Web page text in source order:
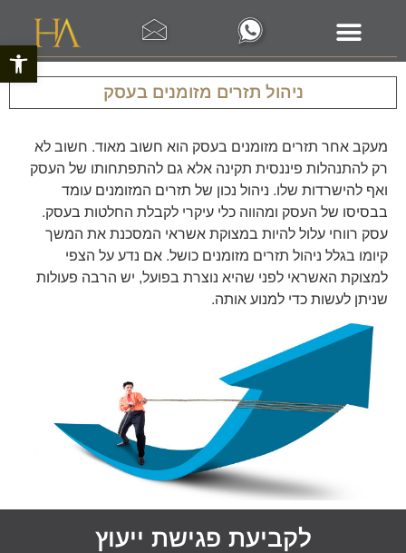
פתח
ניהול תזרים מזומנים בעסק
מעקב אחר תזרים מזומנים בעסק הוא חשוב מאוד. חשוב לא
רק להתנהלות פיננסית תקינה אלא גם להתפתחותו של העסק
ואף להישרדות שלו. ניהול נכון של תזרים המזומנים עומד
בבסיסו של העסק ומהווה כלי עיקרי לקבלת החלטות בעסק.
עסק רווחי עלול להיות במצוקת אשראי המסכנת את המשך
קיומו בגלל ניהול תזרים מזומנים כושל. אם נדע על הצפי
למצוקת האשראי לפני שהיא נוצרת בפועל, יש הרבה פעולות
שניתן לעשות כדי למנוע אותה.
לקביעת פגישת ייעוץ